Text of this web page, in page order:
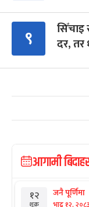
९
सिँचाइ
दर, तर
आगामी
१२
शुक्र
जनै पूर्णिमा
भाद्र १२, २०८३